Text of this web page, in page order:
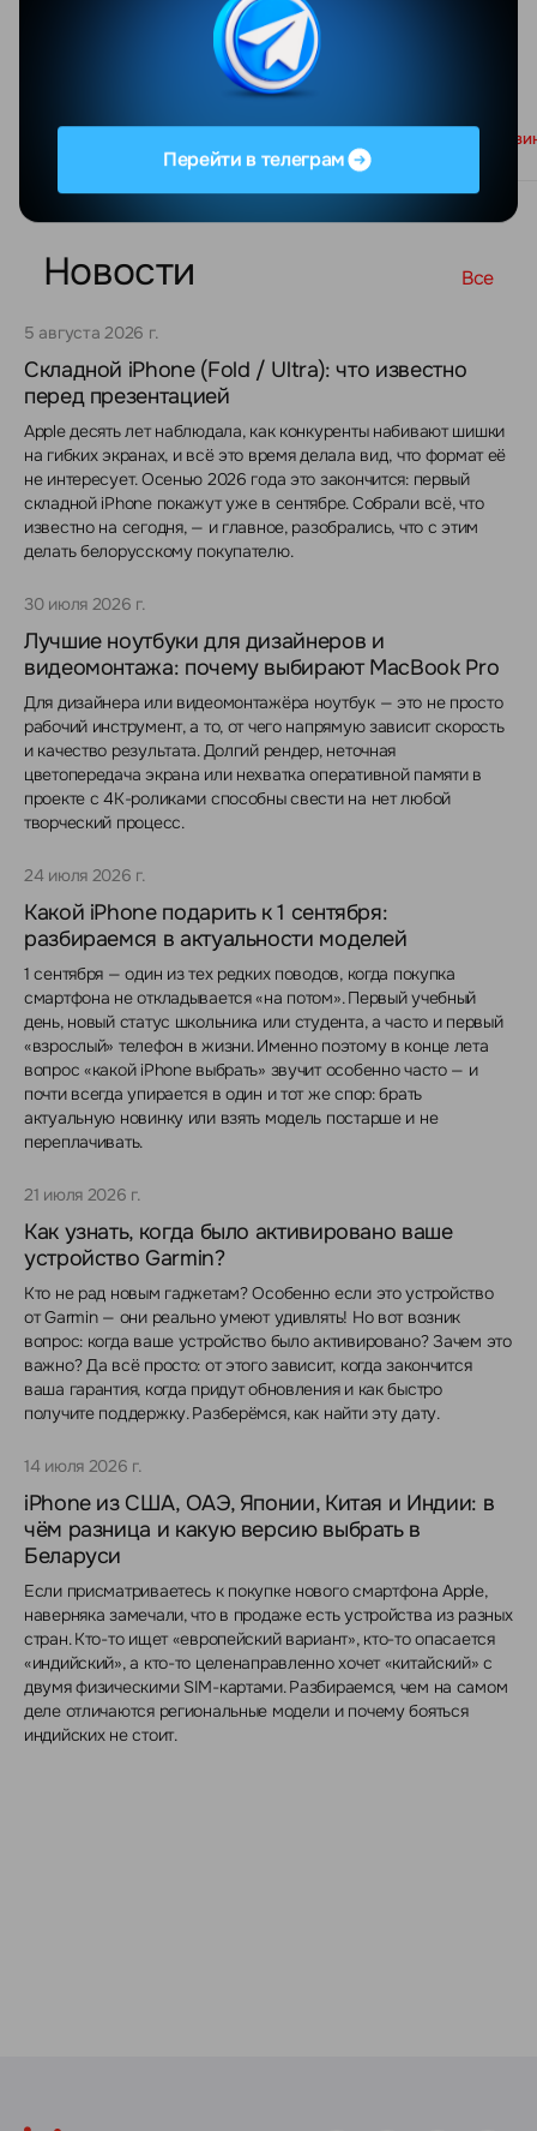
В
Новости Все
5 августа 2026 г.
Складной iPhone (Fold / Ultra): что известно
перед презентацией
Apple десять лет наблюдала, как конкуренты набивают шишки
на гибких экранах, и всё это время делала вид, что формат её
не интересует. Осенью 2026 года это закончится: первый
складной iPhone покажут уже в сентябре. Собрали всё, что
известно на сегодня, — и главное, разобрались, что с этим
делать белорусскому покупателю.
30 июля 2026 г.
Лучшие ноутбуки для дизайнеров и
видеомонтажа: почему выбирают MacBook Pro
Для дизайнера или видеомонтажёра ноутбук — это не просто
рабочий инструмент, а то, от чего напрямую зависит скорость
и качество результата. Долгий рендер, неточная
цветопередача экрана или нехватка оперативной памяти в
проекте с 4K-роликами способны свести на нет любой
творческий процесс.
24 июля 2026 г.
Какой iPhone подарить к 1 сентября:
разбираемся в актуальности моделей
1 сентября — один из тех редких поводов, когда покупка
смартфона не откладывается «на потом». Первый учебный
день, новый статус школьника или студента, а часто и первый
«взрослый» телефон в жизни. Именно поэтому в конце лета
вопрос «какой iPhone выбрать» звучит особенно часто — и
почти всегда упирается в один и тот же спор: брать
актуальную новинку или взять модель постарше и не
переплачивать.
21 июля 2026 г.
Как узнать, когда было активировано ваше
устройство Garmin?
Кто не рад новым гаджетам? Особенно если это устройство
от Garmin — они реально умеют удивлять! Но вот возник
вопрос: когда ваше устройство было активировано? Зачем это
важно? Да всё просто: от этого зависит, когда закончится
ваша гарантия, когда придут обновления и как быстро
получите поддержку. Разберёмся, как найти эту дату.
14 июля 2026 г.
iPhone из США, ОАЭ, Японии, Китая и Индии: в
чём разница и какую версию выбрать в
Беларуси
Если присматриваетесь к покупке нового смартфона Apple,
наверняка замечали, что в продаже есть устройства из разных
стран. Кто-то ищет «европейский вариант», кто-то опасается
«индийский», а кто-то целенаправленно хочет «китайский» с
двумя физическими SIM-картами. Разбираемся, чем на самом
деле отличаются региональные модели и почему бояться
индийских не стоит.
Перейти в телеграм